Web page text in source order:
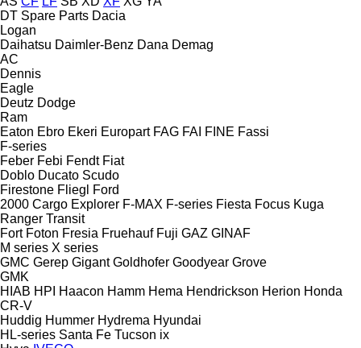
DT Spare Parts Dacia
Logan
Daihatsu Daimler-Benz Dana Demag
AC
Dennis
Eagle
Deutz Dodge
Ram
Eaton Ebro Ekeri Europart FAG FAI FINE Fassi
F-series
Feber Febi Fendt Fiat
Doblo Ducato Scudo
Firestone Fliegl
Ford
2000 Cargo Explorer F-MAX F-series Fiesta Focus Kuga
Ranger Transit
Fort Foton Fresia Fruehauf Fuji GAZ GINAF
M series X series
GMC Gerep Gigant Goldhofer Goodyear Grove
GMK
HIAB HPI Haacon Hamm Hema Hendrickson Herion Honda
CR-V
Huddig Hummer Hydrema Hyundai
HL-series Santa Fe Tucson ix